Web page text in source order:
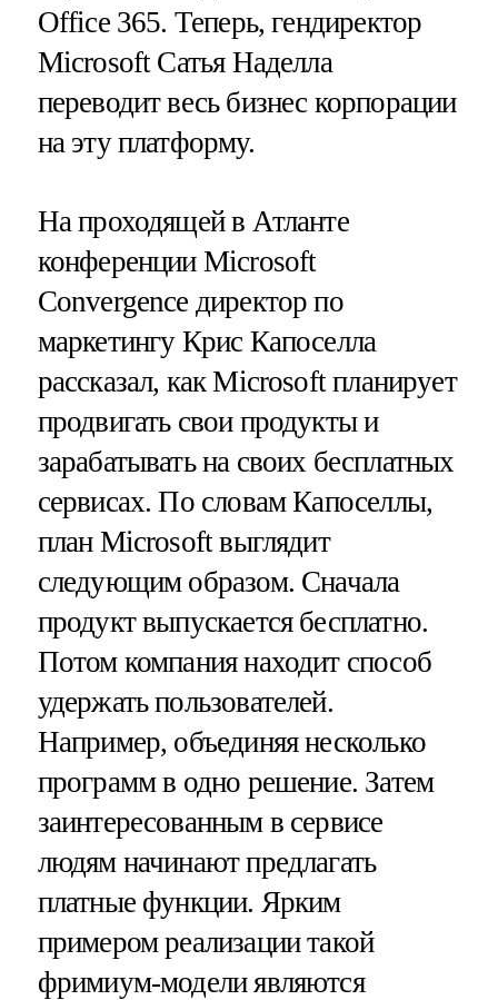
Office 365. Теперь, гендиректор
Microsoft Сатья Наделла
переводит весь бизнес корпорации
на эту платформу.
На проходящей в Атланте
конференции Microsoft
Convergence директор по
маркетингу Крис Капоселла
рассказал, как Microsoft планирует
продвигать свои продукты и
зарабатывать на своих бесплатных
сервисах. По словам Капоселлы,
план Microsoft выглядит
следующим образом. Сначала
продукт выпускается бесплатно.
Потом компания находит способ
удержать пользователей.
Например, объединяя несколько
программ в одно решение. Затем
заинтересованным в сервисе
людям начинают предлагать
платные функции. Ярким
примером реализации такой
фримиум-модели являются